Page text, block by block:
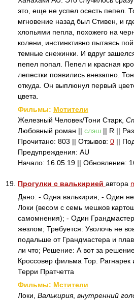
это, еще не успел осесть пепел.
мгновение назад был Стивен, и
хлопьями пепла, похожего на
колени, инстинктивно пытаясь
темные снежинки. И вдруг
пепел попал. Пепел и красная
лепестки появились внезапно.
откуда. Он выплюнул первый
цвета.
Фильмы: Мстители
Железный Человек/Тони Старк,
Любовный роман || слэш || R ||
Прочитано: 803 || Отзывов: 0 ||
Предупреждения: AU
Начало: 16.05.19 || Обновление:
19. Прогулки с валькирией автора
Дано: - Одна валькирия; - Один
Локи (весом с семь мешков
самомнения); - Один
жезлом; Требуется: Уволочь не
подальше от Грандмастера и
ли что; Решение: А вот за
Кроссовер фильма Тор.
Терри Пратчетта
Фильмы: Мстители
Локи, Валькирия, внутренний